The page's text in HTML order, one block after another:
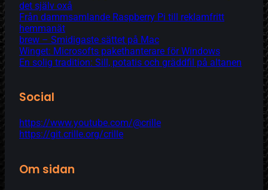
det själv oxå
Från dammsamlande Raspberry Pi till reklamfritt
hemmanät
brew – Smidigaste sättet på Mac
Winget: Microsofts pakethanterare för Windows
En solig tradition: Sill, potatis och gräddfil på altanen
Social
https://www.youtube.com/@crille
https://git.crille.org/crille
Om sidan